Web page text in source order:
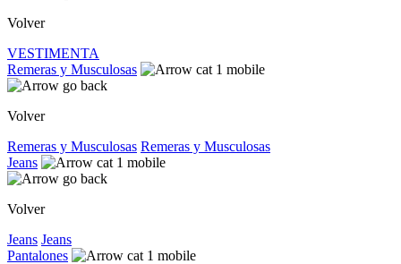
Volver
VESTIMENTA
Remeras y Musculosas
Volver
Remeras y Musculosas Remeras y Musculosas
Jeans
Volver
Jeans Jeans
Pantalones